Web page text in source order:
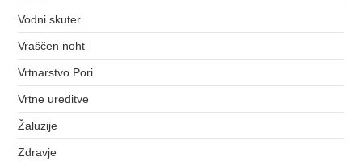
Vodni skuter
Vraščen noht
Vrtnarstvo Pori
Vrtne ureditve
Žaluzije
Zdravje